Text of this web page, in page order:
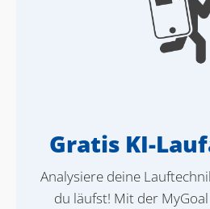
Gratis KI-
Analysiere deine
du läufst! Mit der